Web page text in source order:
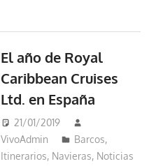
El año de Royal
Caribbean Cruises
Ltd. en España
21/01/2019
VivoAdmin
Barcos,
Itinerarios, Navieras, Noticias